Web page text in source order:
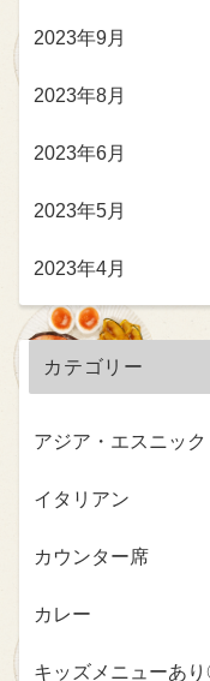
2023年9月
2023年8月
2023年6月
2023年5月
2023年4月
カテゴリー
アジア・エスニック
イタリアン
カウンター席
カレー
キッズメニューあ